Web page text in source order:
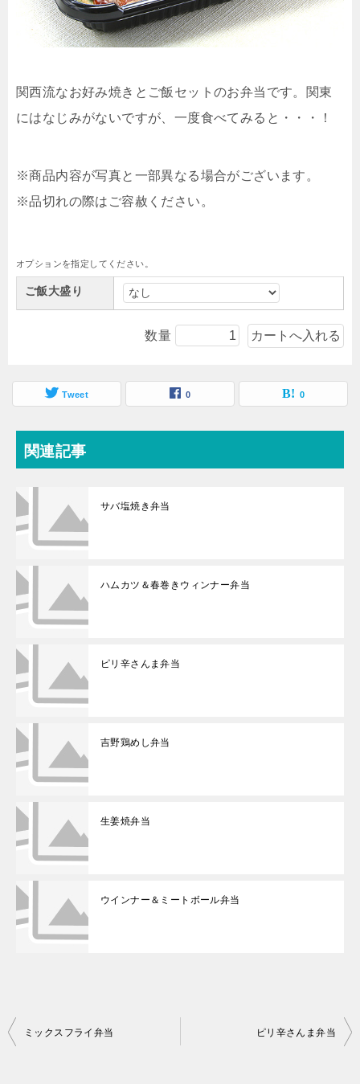
関西流なお好み焼きとご飯セットのお弁当です。関東
にはなじみがないですが、一度食べてみると・・・！
※商品内容が写真と一部異なる場合がございます。
※品切れの際はご容赦ください。
オプションを指定してください。
ご飯大盛り
数量
Tweet 0 0
関連記事
サバ塩焼き弁当
ハムカツ＆春巻きウィンナー弁当
ピリ辛さんま弁当
吉野鶏めし弁当
生姜焼弁当
ウインナー＆ミートボール弁当
投
ミックスフライ弁当 ピリ辛さんま弁当